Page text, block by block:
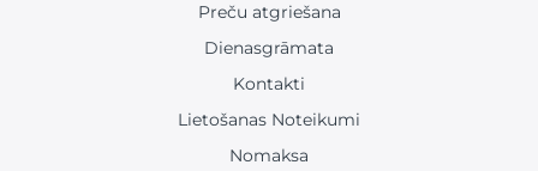
Preču atgriešana
Dienasgrāmata
Kontakti
Lietošanas Noteikumi
Nomaksa